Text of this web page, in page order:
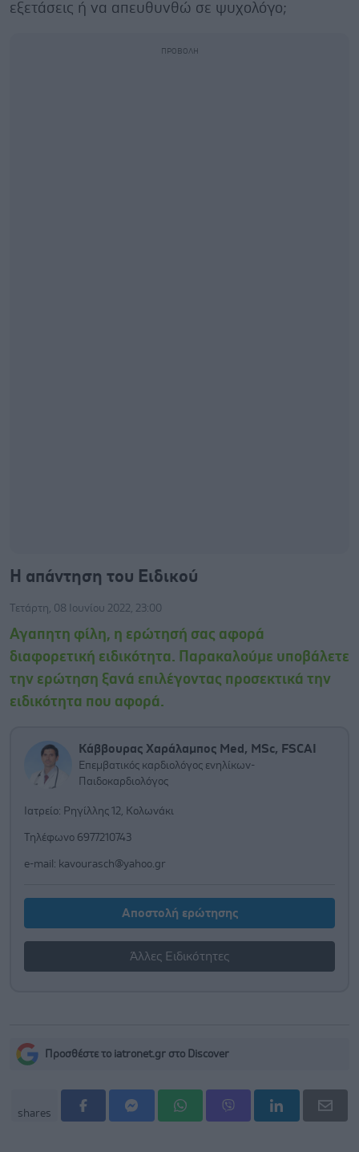
εξετάσεις ή να απευθυνθώ σε ψυχολόγο;
Η απάντηση του Ειδικού
Τετάρτη, 08 Ιουνίου 2022, 23:00
Αγαπητη φίλη, η ερώτησή σας αφορά
διαφορετική ειδικότητα. Παρακαλούμε υποβάλετε
την ερώτηση ξανά επιλέγοντας προσεκτικά την
ειδικότητα που αφορά.
Κάββουρας Χαράλαμπος Med, MSc, FSCAI
Επεμβατικός καρδιολόγος ενηλίκων-
Παιδοκαρδιολόγος
Ιατρείο: Ρηγίλλης 12, Κολωνάκι
Τηλέφωνο 6977210743
e-mail: kavourasch@yahoo.gr
Αποστολή ερώτησης
Άλλες Ειδικότητες
Προσθέστε το iatronet.gr στο Discover
shares